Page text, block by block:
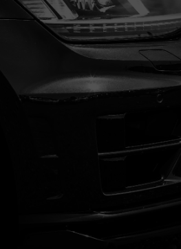
IS HET TIJD
TE
VOOR